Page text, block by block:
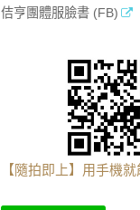
佶亨團體服臉書 (FB)
【隨拍即上】用手機就